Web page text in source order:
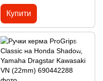
Купити